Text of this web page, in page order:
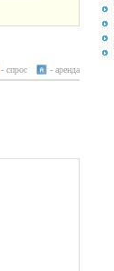
- аренда
- спрос